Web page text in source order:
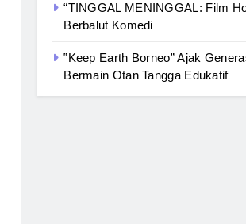
“TINGGAL MENINGGAL: Film
Berbalut Komedi
‟Keep Earth Borneo” Ajak
Bermain Otan Tangga Edukatif